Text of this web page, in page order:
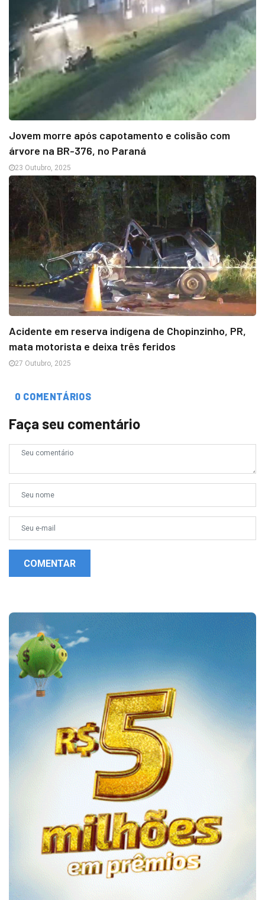
Jovem morre após capotamento e colisão com
árvore na BR-376, no Paraná
23 Outubro, 2025
Acidente em reserva indígena de Chopinzinho, PR,
mata motorista e deixa três feridos
27 Outubro, 2025
0 COMENTÁRIOS
Faça seu comentário
COMENTAR